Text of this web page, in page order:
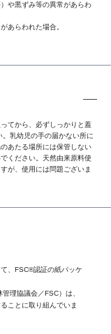
や黒ずみ等の異常があらわ
あらわれた場合。
てから、必ずしっかりと蓋
乳幼児の手の届かない所に
あたる場所には保管しない
ください。天然由来原料使
が、使用には問題ございま
、 FSC®認証の紙パッケ
理協議会／FSC）は、
ことに取り組んでいま